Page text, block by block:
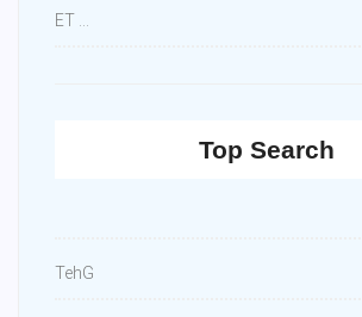
ET ...
Top Search
TehG